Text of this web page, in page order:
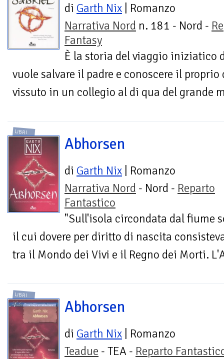
di Garth Nix | Romanzo
Narrativa Nord n. 181 - Nord -
Fantasy
È la storia del viaggio iniziatico
vuole salvare il padre e conoscere il
vissuto in un collegio al di qua del grande
LIBRI
Abhorsen
di Garth Nix | Romanzo
Narrativa Nord - Nord - Reparto
Fantastico
"Sull'isola circondata dal fiume
il cui dovere per diritto di nascita
tra il Mondo dei Vivi e il Regno dei Morti.
LIBRI
Abhorsen
di Garth Nix | Romanzo
Teadue - TEA - Reparto